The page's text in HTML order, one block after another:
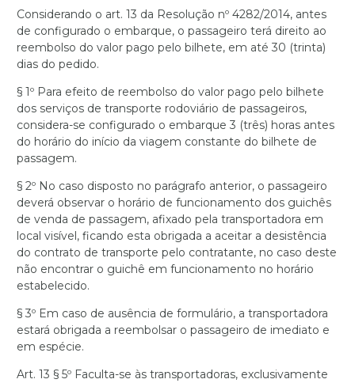
Considerando o art. 13 da Resolução nº 4282/2014, antes
de configurado o embarque, o passageiro terá direito ao
reembolso do valor pago pelo bilhete, em até 30 (trinta)
dias do pedido.
§ 1º Para efeito de reembolso do valor pago pelo bilhete
dos serviços de transporte rodoviário de passageiros,
considera-se configurado o embarque 3 (três) horas antes
do horário do início da viagem constante do bilhete de
passagem.
§ 2º No caso disposto no parágrafo anterior, o passageiro
deverá observar o horário de funcionamento dos guichês
de venda de passagem, afixado pela transportadora em
local visível, ficando esta obrigada a aceitar a desistência
do contrato de transporte pelo contratante, no caso deste
não encontrar o guichê em funcionamento no horário
estabelecido.
§ 3º Em caso de ausência de formulário, a transportadora
estará obrigada a reembolsar o passageiro de imediato e
em espécie.
Art. 13 § 5º Faculta-se às transportadoras, exclusivamente